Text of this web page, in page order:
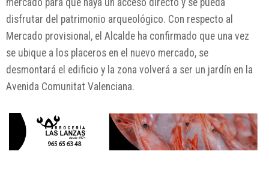
mercado para que haya un acceso directo y se pueda
disfrutar del patrimonio arqueológico. Con respecto al
Mercado provisional, el Alcalde ha confirmado que una vez
se ubique a los placeros en el nuevo mercado, se
desmontará el edificio y la zona volverá a ser un jardín en la
Avenida Comunitat Valenciana.